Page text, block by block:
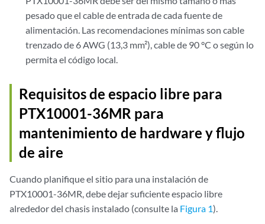
pesado que el cable de entrada de cada fuente de
alimentación. Las recomendaciones mínimas son cable
trenzado de 6 AWG (13,3 mm²), cable de 90 °C o según lo
permita el código local.
Requisitos de espacio libre para
PTX10001-36MR para
mantenimiento de hardware y flujo
de aire
Cuando planifique el sitio para una instalación de
PTX10001-36MR, debe dejar suficiente espacio libre
alrededor del chasis instalado (consulte la Figura 1).